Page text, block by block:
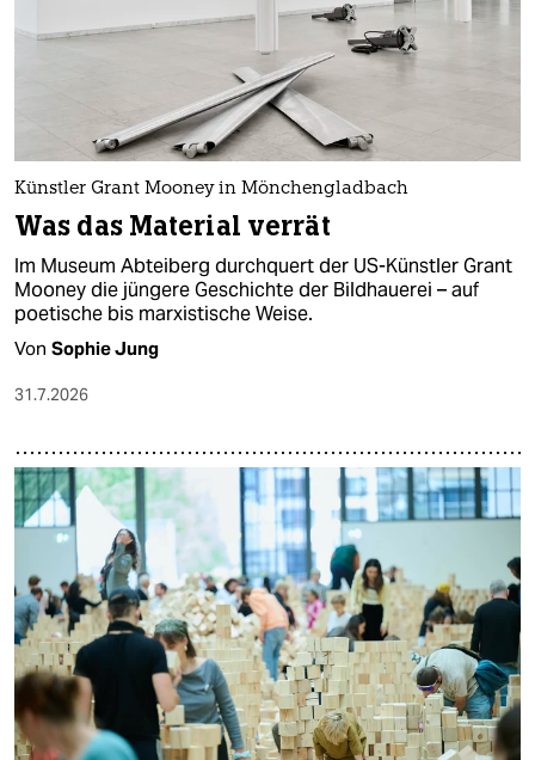
Künstler Grant Mooney in Mönchengladbach
Was das Material verrät
Im Museum Abteiberg durchquert der US-Künstler Grant
Mooney die jüngere Geschichte der Bildhauerei – auf
poetische bis marxistische Weise.
Von Sophie Jung
31.7.2026